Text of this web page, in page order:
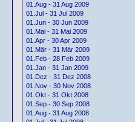
01.Aug - 31 Aug 2009
01.Jul - 31 Jul 2009
01.Jun - 30 Jun 2009
01.Mai - 31 Mai 2009
01.Apr - 30 Apr 2009
01.Mär - 31 Mär 2009
01.Feb - 28 Feb 2009
01.Jan - 31 Jan 2009
01.Dez - 31 Dez 2008
01.Nov - 30 Nov 2008
01.Okt - 31 Okt 2008
01.Sep - 30 Sep 2008
01.Aug - 31 Aug 2008